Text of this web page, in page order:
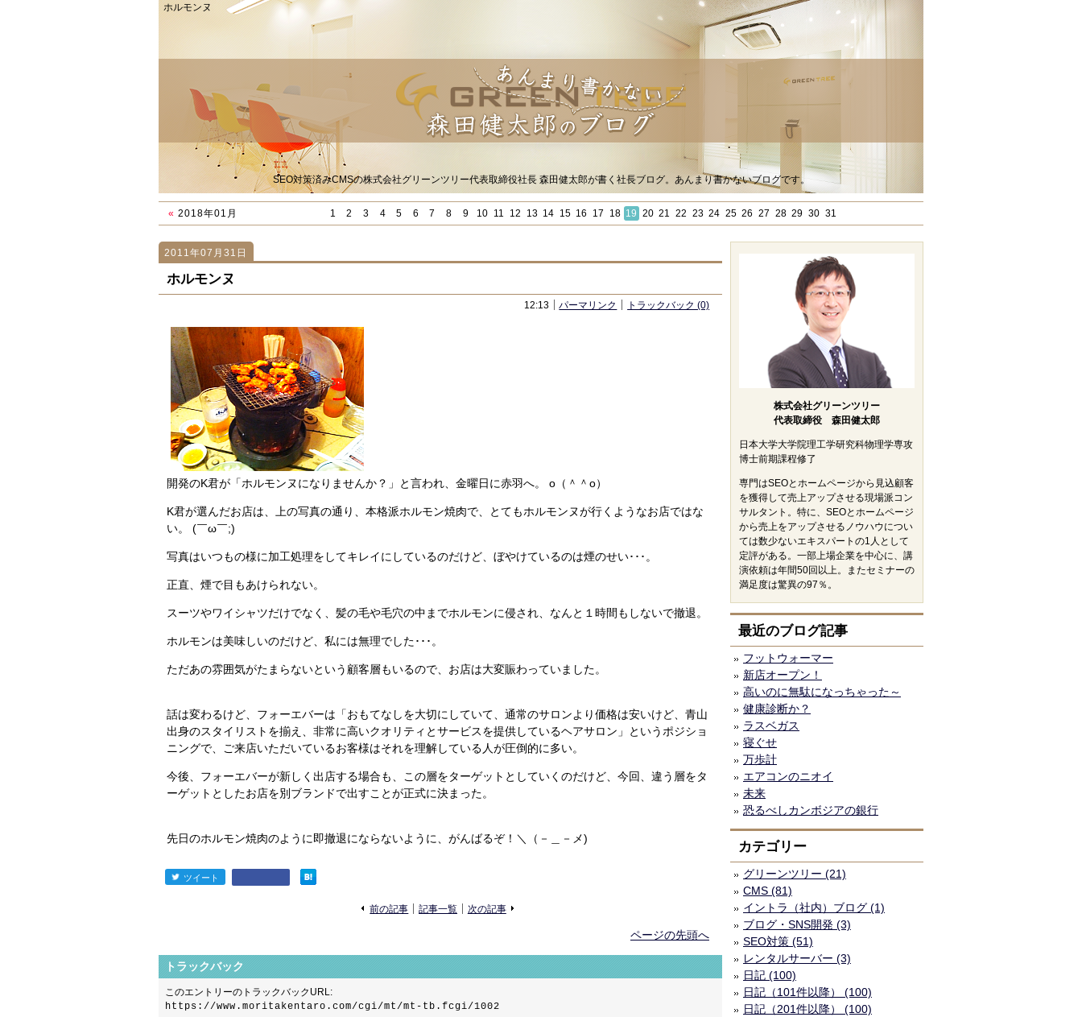
ホルモンヌ
SEO対策済みCMSの株式会社グリーンツリー代表取締役社長 森田健太郎が書く社長ブログ。あんまり書かないブログです。
«2018年01月 1 2 3 4 5 6 7 8 9 10 11 12 13 14 15 16 17 18 19 20 21 22 23 24 25 26 27 28 29 30 31
2011年07月31日
ホルモンヌ
12:13
1024
パーマリンク
1024
トラックバック (0)
開発のK君が「ホルモンヌになりませんか？」と言われ、金曜日に赤羽へ。 o（＾＾o）
K君が選んだお店は、上の写真の通り、本格派ホルモン焼肉で、とてもホルモンヌが行くようなお店ではな
い。 (￣ω￣;)
写真はいつもの様に加工処理をしてキレイにしているのだけど、ぼやけているのは煙のせい･･･。
正直、煙で目もあけられない。
スーツやワイシャツだけでなく、髪の毛や毛穴の中までホルモンに侵され、なんと１時間もしないで撤退。
ホルモンは美味しいのだけど、私には無理でした･･･。
ただあの雰囲気がたまらないという顧客層もいるので、お店は大変賑わっていました。
話は変わるけど、フォーエバーは「おもてなしを大切にしていて、通常のサロンより価格は安いけど、青山
出身のスタイリストを揃え、非常に高いクオリティとサービスを提供しているヘアサロン」というポジショ
ニングで、ご来店いただいているお客様はそれを理解している人が圧倒的に多い。
今後、フォーエバーが新しく出店する場合も、この層をターゲットとしていくのだけど、今回、違う層をタ
ーゲットとしたお店を別ブランドで出すことが正式に決まった。
先日のホルモン焼肉のように即撤退にならないように、がんばるぞ！＼（－＿－メ)
entry1024
ツイート
«
前の記事
「値引きナシ」
記事一覧 次の記事
「コラボセミナー」
ページの先頭へ
トラックバック
このエントリーのトラックバックURL:
https://www.moritakentaro.com/cgi/mt/mt-tb.fcgi/1002
株式会社グリーンツリー
代表取締役 森田健太郎
日本大学大学院理工学研究科物理学専攻
博士前期課程修了
専門はSEOとホームページから見込顧客
を獲得して売上アップさせる現場派コン
サルタント。特に、SEOとホームページ
から売上をアップさせるノウハウについ
ては数少ないエキスパートの1人として
定評がある。一部上場企業を中心に、講
演依頼は年間50回以上。またセミナーの
満足度は驚異の97％。
最近のブログ記事
フットウォーマー
新店オープン！
高いのに無駄になっちゃった～
健康診断か？
ラスベガス
寝ぐせ
万歩計
エアコンのニオイ
未来
恐るべしカンボジアの銀行
カテゴリー
グリーンツリー (21)
CMS (81)
イントラ（社内）ブログ (1)
ブログ・SNS開発 (3)
SEO対策 (51)
レンタルサーバー (3)
日記 (100)
日記（101件以降） (100)
日記（201件以降） (100)